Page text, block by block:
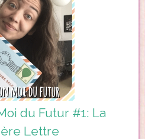
du Futur #1: La
Lettre